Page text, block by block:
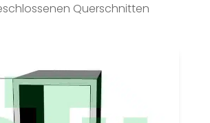
Querschnitten